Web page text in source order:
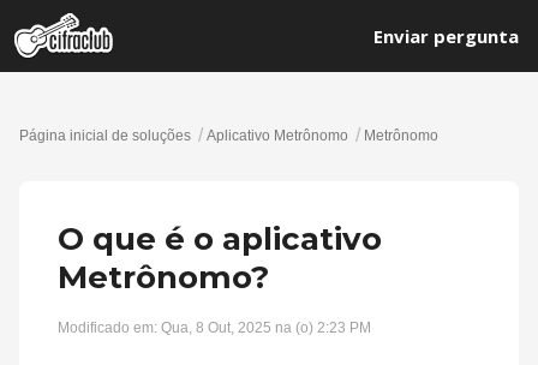
Enviar pergunta
Página inicial de soluções Aplicativo Metrônomo Metrônomo
O que é o aplicativo
Metrônomo?
Modificado em: Qua, 8 Out, 2025 na (o) 2:23 PM